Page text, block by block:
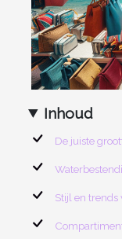
Inhoud
De juiste
Stijl en trends